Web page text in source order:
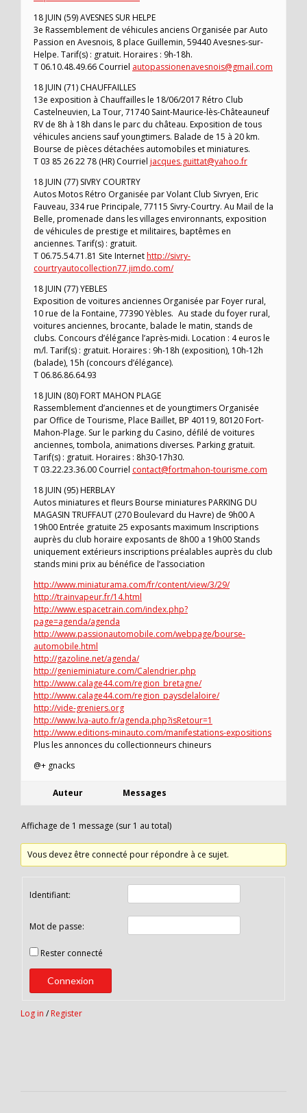
18 JUIN (59) AVESNES SUR HELPE
3e Rassemblement de véhicules anciens Organisée par Auto
Passion en Avesnois, 8 place Guillemin, 59440 Avesnes-sur-
Helpe. Tarif(s) : gratuit. Horaires : 9h-18h.
T 06.10.48.49.66 Courriel autopassionenavesnois@gmail.com
18 JUIN (71) CHAUFFAILLES
13e exposition à Chauffailles le 18/06/2017 Rétro Club
Castelneuvien, La Tour, 71740 Saint-Maurice-lès-Châteauneuf
RV de 8h à 18h dans le parc du château. Exposition de tous
véhicules anciens sauf youngtimers. Balade de 15 à 20 km.
Bourse de pièces détachées automobiles et miniatures.
T 03 85 26 22 78 (HR) Courriel jacques.guittat@yahoo.fr
18 JUIN (77) SIVRY COURTRY
Autos Motos Rétro Organisée par Volant Club Sivryen, Eric
Fauveau, 334 rue Principale, 77115 Sivry-Courtry. Au Mail de la
Belle, promenade dans les villages environnants, exposition
de véhicules de prestige et militaires, baptêmes en
anciennes. Tarif(s) : gratuit.
T 06.75.54.71.81 Site Internethttp://sivry-
courtryautocollection77.jimdo.com/
18 JUIN (77) YEBLES
Exposition de voitures anciennes Organisée par Foyer rural,
10 rue de la Fontaine, 77390 Yèbles. Au stade du foyer rural,
voitures anciennes, brocante, balade le matin, stands de
clubs. Concours d’élégance l’après-midi. Location : 4 euros le
m/l. Tarif(s) : gratuit. Horaires : 9h-18h (exposition), 10h-12h
(balade), 15h (concours d’élégance).
T 06.86.86.64.93
18 JUIN (80) FORT MAHON PLAGE
Rassemblement d’anciennes et de youngtimers Organisée
par Office de Tourisme, Place Baillet, BP 40119, 80120 Fort-
Mahon-Plage. Sur le parking du Casino, défilé de voitures
anciennes, tombola, animations diverses. Parking gratuit.
Tarif(s) : gratuit. Horaires : 8h30-17h30.
T 03.22.23.36.00 Courriel contact@fortmahon-tourisme.com
18 JUIN (95) HERBLAY
Autos miniatures et fleurs Bourse miniatures PARKING DU
MAGASIN TRUFFAUT (270 Boulevard du Havre) de 9h00 A
19h00 Entrée gratuite 25 exposants maximum Inscriptions
auprès du club horaire exposants de 8h00 a 19h00 Stands
uniquement extérieurs inscriptions préalables auprès du club
stands mini prix au bénéfice de l’association
http://www.miniaturama.com/fr/content/view/3/29/
http://trainvapeur.fr/14.html
http://www.espacetrain.com/index.php?
page=agenda/agenda
http://www.passionautomobile.com/webpage/bourse-
automobile.html
http://gazoline.net/agenda/
http://genieminiature.com/Calendrier.php
http://www.calage44.com/region_bretagne/
http://www.calage44.com/region_paysdelaloire/
http://vide-greniers.org
http://www.lva-auto.fr/agenda.php?isRetour=1
http://www.editions-minauto.com/manifestations-expositions
Plus les annonces du collectionneurs chineurs
@+ gnacks
Auteur Messages
Affichage de 1 message (sur 1 au total)
Vous devez être connecté pour répondre à ce sujet.
Identifiant:
Mot de passe:
Rester connecté
Connexion
Log in / Register